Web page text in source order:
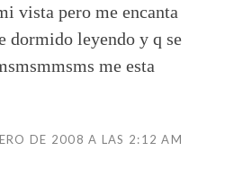
vista pero me encanta
dormido leyendo y q se
me esta
DE 2008 A LAS 2:12 AM